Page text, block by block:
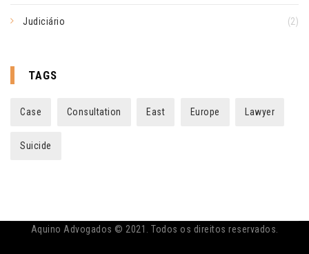
Judiciário (2)
TAGS
Case Consultation East Europe Lawyer
Suicide
Aquino Advogados © 2021. Todos os direitos reservados.